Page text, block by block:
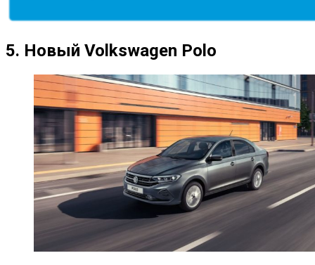
5. Новый Volkswagen Polo